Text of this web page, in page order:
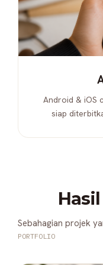
Android & iOS
siap
Sebahagian projek
PORTFOLIO